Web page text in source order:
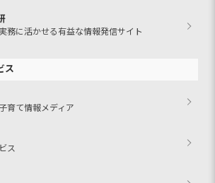
務に活かせる有益な情報発信サイト
ス
育て情報メディア
ス